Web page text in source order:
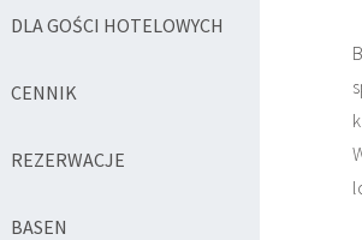
DLA GOŚCI HOTELOWYCH
CENNIK
REZERWACJE
BASEN